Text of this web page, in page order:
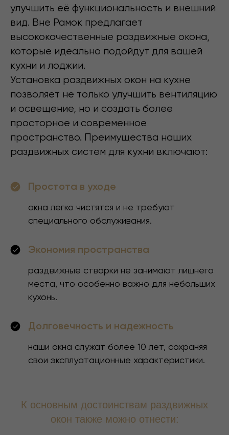
улучшить её функциональность и внешний
вид. Вне Рамок предлагает
высококачественные раздвижные окона,
которые идеально подойдут для вашей
кухни и лоджии.
Установка раздвижных окон на кухне
позволяет не только улучшить вентиляцию
и освещение, но и создать более
просторное и современное
пространство. Преимущества наших
раздвижных систем для кухни включают:
Простота в уходе
окна легко чистятся и не требуют
специального обслуживания.
Экономия пространства
раздвижные створки не занимают лишнего
места, что особенно важно для небольших
кухонь.
Долговечность и надежность
наши окна служат более 10 лет, сохраняя
свои эксплуатационные характеристики.
К основным достоинствам раздвижных
окон также можно отнести:
Пластиковые
Легкие, подходят для
крупногабаритного остекления
Окно нестандартной формы (круг,
надежный вариант по сравнению с
пластиком. Алюминивые окна жестче,
переносят ветровые нагрузки.
Пожаробезопасны: алюминий не
Высокий срок службы (до 80 лет).
Сложнее взломать.
Высокая морозостойкость.
На сегодняшний момент
производители устранили основной
недостаток алюминиевых окон -
низкую энергоэффективность. Теперь
Высокая теплоизоляция (но только
алюминиевым профилем для
"холодного остекления".
Высокая шумоизоляция.
Средние характеристики прочности
окна, зато можно установить детские
стеклопакеты, дополнительные
проветриватели и др.
Низкая морозостойкость (в
Более дешевый вариант, но менее
ремонтопригодный.
Нельзя применять для фасадного
Подходят для дачи, бани,
типового дома, особенно
при низком бюджете